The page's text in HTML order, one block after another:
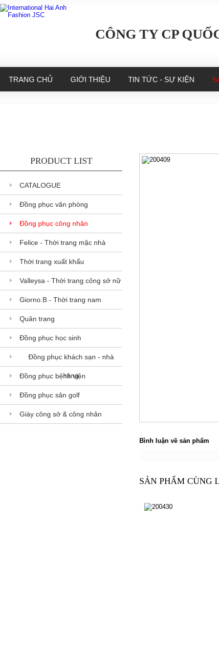
CÔNG TY CP
TRANG CHỦ GIỚI THIỆU TIN TỨC - SỰ KIỆN
PRODUCT LIST
CATALOGUE
Đồng phục văn phòng
Đồng phục công nhân
Felice - Thời trang mặc nhà
Thời trang xuất khẩu
Valleysa - Thời trang công sở nữ
Giorno.B - Thời trang nam
Quân trang
Đồng phục học sinh
Đồng phục khách sạn - nhà
hàng
Đồng phục bệnh viện
Đồng phục sân golf
Giày công sở & công nhân
Bình luận về sản phẩm
SẢN PHẨM CÙNG